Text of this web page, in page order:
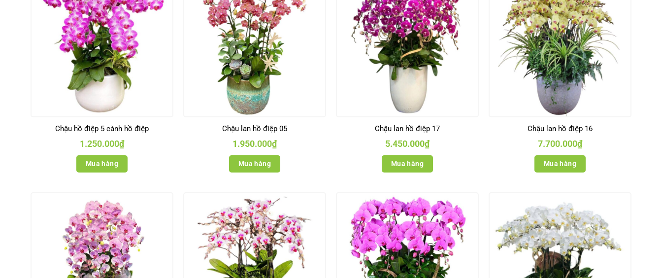
Chậu hồ điệp 5 cành hồ điệp
1.250.000₫
Mua hàng
Chậu lan hồ điệp 05
1.950.000₫
Mua hàng
Chậu lan hồ điệp 17
5.450.000₫
Mua hàng
Chậu lan hồ điệp 16
7.700.000₫
Mua hàng